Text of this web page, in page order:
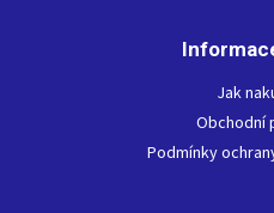
Jak
Obchodní
Podmínky